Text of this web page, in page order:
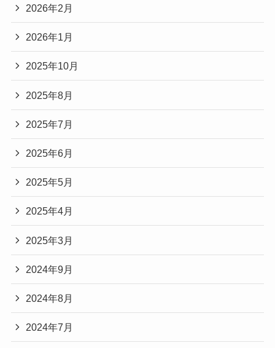
2026年2月
2026年1月
2025年10月
2025年8月
2025年7月
2025年6月
2025年5月
2025年4月
2025年3月
2024年9月
2024年8月
2024年7月